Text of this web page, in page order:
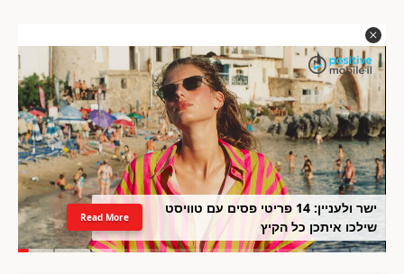
ישר ולעניין: 14 פריטי פסים עם טוויסט
שילכו איתכן כל הקיץ
Read More